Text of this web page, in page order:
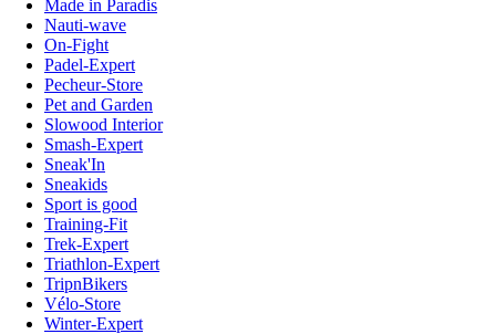
Made in Paradis
Nauti-wave
On-Fight
Padel-Expert
Pecheur-Store
Pet and Garden
Slowood Interior
Smash-Expert
Sneak'In
Sneakids
Sport is good
Training-Fit
Trek-Expert
Triathlon-Expert
TripnBikers
Vélo-Store
Winter-Expert